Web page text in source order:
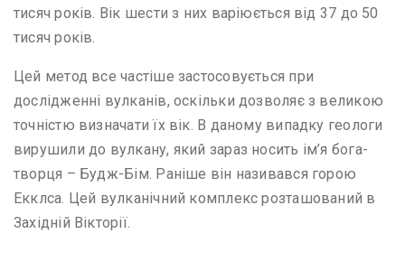
тисяч років. Вік шести з них варіюється від 37 до 50
тисяч років.
Цей метод все частіше застосовується при
дослідженні вулканів, оскільки дозволяє з великою
точністю визначати їх вік. В даному випадку геологи
вирушили до вулкану, який зараз носить ім’я бога-
творця – Будж-Бім. Раніше він називався горою
Екклса. Цей вулканічний комплекс розташований в
Західній Вікторії.